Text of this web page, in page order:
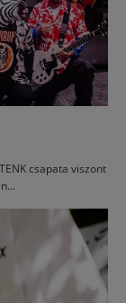
csapata viszont